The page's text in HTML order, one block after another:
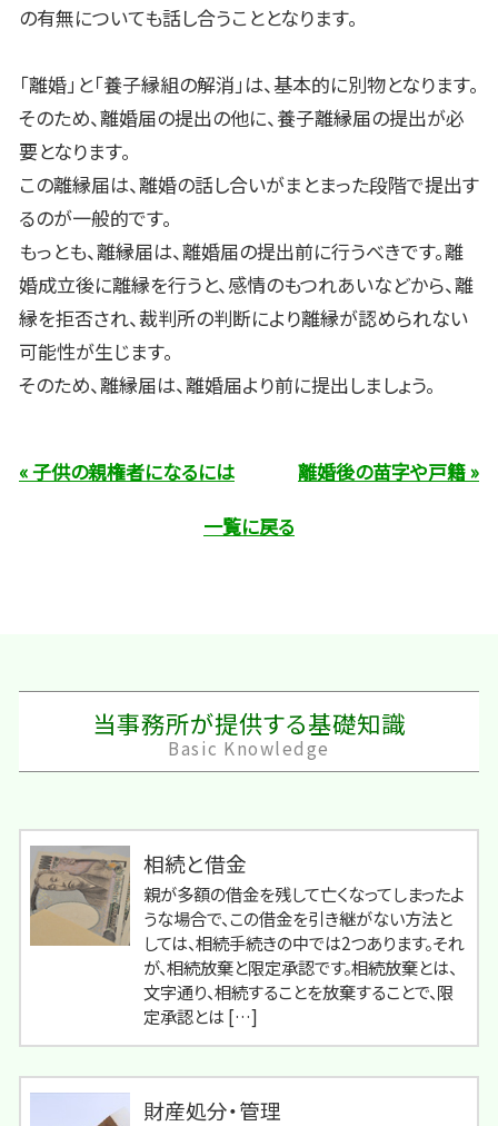
の有無についても話し合うこととなります。
「離婚」と「養子縁組の解消」は、基本的に別物となります。
そのため、離婚届の提出の他に、養子離縁届の提出が必
要となります。
この離縁届は、離婚の話し合いがまとまった段階で提出す
るのが一般的です。
もっとも、離縁届は、離婚届の提出前に行うべきです。離
婚成立後に離縁を行うと、感情のもつれあいなどから、離
縁を拒否され、裁判所の判断により離縁が認められない
可能性が生じます。
そのため、離縁届は、離婚届より前に提出しましょう。
« 子供の親権者になるには
離婚後の苗字や戸籍 »
一覧に戻る
当事務所が提供する基礎知識
Basic Knowledge
相続と借金
親が多額の借金を残して亡くなってしまったよ
うな場合で、この借金を引き継がない方法と
しては、相続手続きの中では2つあります。それ
が、相続放棄と限定承認です。相続放棄とは、
文字通り、相続することを放棄することで、限
定承認とは […]
財産処分・管理